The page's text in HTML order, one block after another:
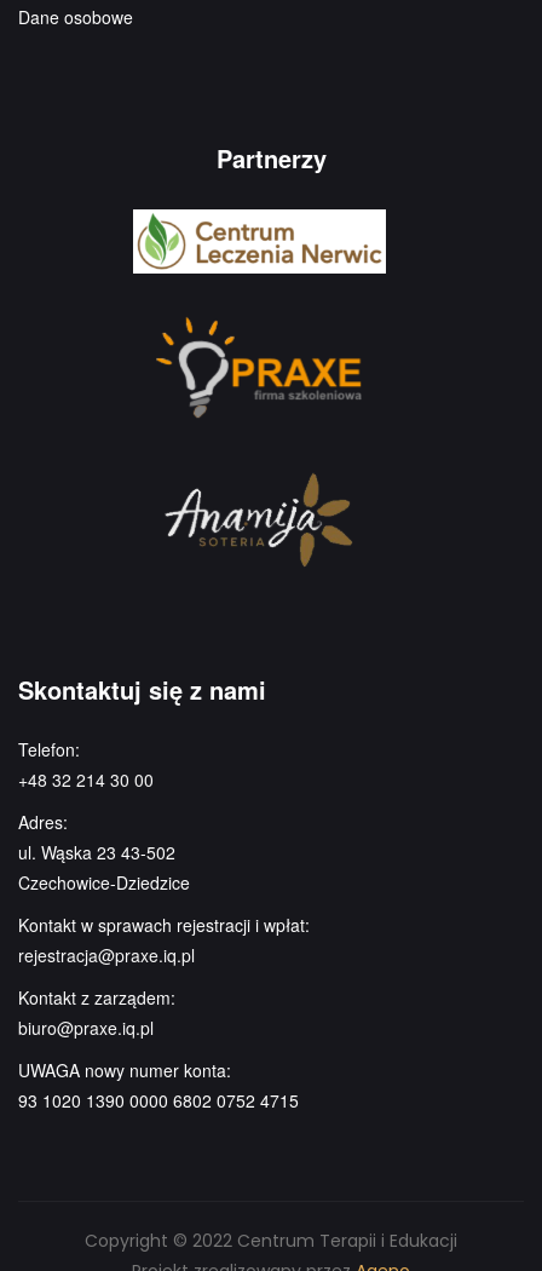
Dane osobowe
Partnerzy
Skontaktuj się z nami
Telefon:
+48 32 214 30 00
Adres:
ul. Wąska 23 43-502
Czechowice-Dziedzice
Kontakt w sprawach rejestracji i wpłat:
rejestracja@praxe.iq.pl
Kontakt z zarządem:
biuro@praxe.iq.pl
UWAGA nowy numer konta:
93 1020 1390 0000 6802 0752 4715
Copyright © 2022 Centrum Terapii i Edukacji